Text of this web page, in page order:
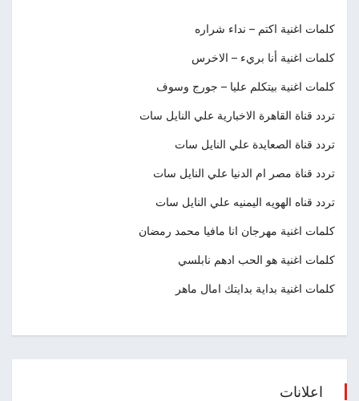
كلمات اغنية اكتم – نداء شراره
كلمات اغنية أنا بريء – الاخرس
كلمات اغنية بيتكلم عليا – جورج وسوف
تردد قناة القاهرة الاخبارية علي النايل سات
تردد قناة الصعايدة علي النايل سات
تردد قناة مصر ام الدنيا علي النايل سات
تردد قناه الهويه اليمنيه علي النايل سات
كلمات اغنية مهرجان انا مافيا محمد رمضان
كلمات اغنية هو الحب ادهم نابلسي
كلمات اغنية بداية بدايتك امال ماهر
اعلانات